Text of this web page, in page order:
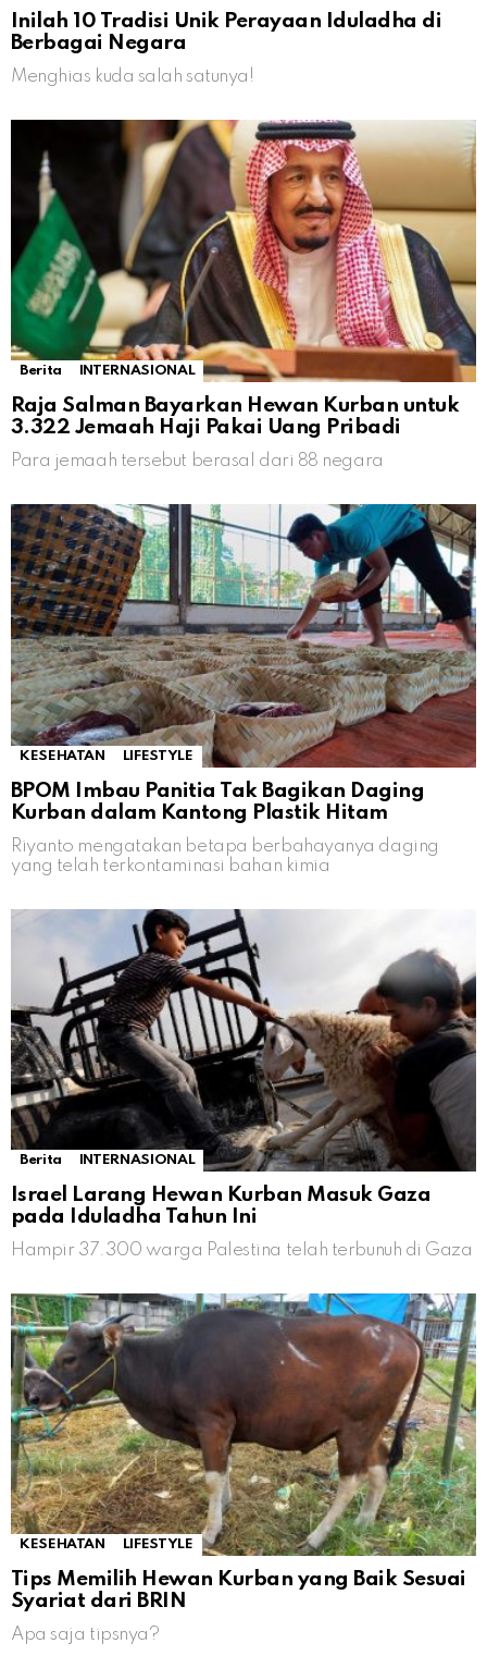
Inilah 10 Tradisi Unik Perayaan Iduladha di
Berbagai Negara
Menghias kuda salah satunya!
Berita INTERNASIONAL
Raja Salman Bayarkan Hewan Kurban untuk
3.322 Jemaah Haji Pakai Uang Pribadi
Para jemaah tersebut berasal dari 88 negara
KESEHATAN LIFESTYLE
BPOM Imbau Panitia Tak Bagikan Daging
Kurban dalam Kantong Plastik Hitam
Riyanto mengatakan betapa berbahayanya daging
yang telah terkontaminasi bahan kimia
Berita INTERNASIONAL
Israel Larang Hewan Kurban Masuk Gaza
pada Iduladha Tahun Ini
Hampir 37.300 warga Palestina telah terbunuh di Gaza
KESEHATAN LIFESTYLE
Tips Memilih Hewan Kurban yang Baik Sesuai
Syariat dari BRIN
Apa saja tipsnya?